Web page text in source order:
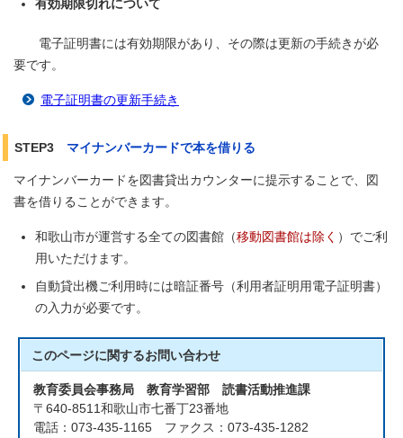
有効期限切れについて
電子証明書には有効期限があり、その際は更新の手続きが必
要です。
電子証明書の更新手続き
STEP3 マイナンバーカードで本を借りる
マイナンバーカードを図書貸出カウンターに提示することで、図
書を借りることができます。
和歌山市が運営する全ての図書館（移動図書館は除く ）でご利
用いただけます。
自動貸出機ご利用時には暗証番号（利用者証明用電子証明書）
の入力が必要です。
このページに関するお問い合わせ
教育委員会事務局 教育学習部 読書活動推進課
〒640-8511和歌山市七番丁23番地
電話：073-435-1165 ファクス：073-435-1282